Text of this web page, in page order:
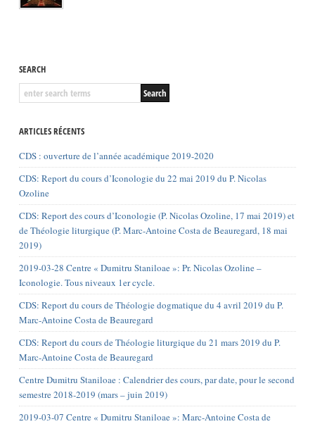
SEARCH
ARTICLES RÉCENTS
CDS : ouverture de l’année académique 2019-2020
CDS: Report du cours d’Iconologie du 22 mai 2019 du P. Nicolas
Ozoline
CDS: Report des cours d’Iconologie (P. Nicolas Ozoline, 17 mai 2019) et
de Théologie liturgique (P. Marc-Antoine Costa de Beauregard, 18 mai
2019)
2019-03-28 Centre « Dumitru Staniloae »: Pr. Nicolas Ozoline –
Iconologie. Tous niveaux 1er cycle.
CDS: Report du cours de Théologie dogmatique du 4 avril 2019 du P.
Marc-Antoine Costa de Beauregard
CDS: Report du cours de Théologie liturgique du 21 mars 2019 du P.
Marc-Antoine Costa de Beauregard
Centre Dumitru Staniloae : Calendrier des cours, par date, pour le second
semestre 2018-2019 (mars – juin 2019)
2019-03-07 Centre « Dumitru Staniloae »: Marc-Antoine Costa de